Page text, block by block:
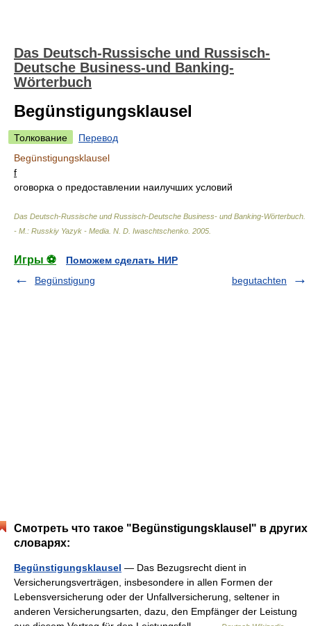
Das Deutsch-Russische und Russisch-
Deutsche Business-und Banking-
Wörterbuch
Begünstigungsklausel
Толкование
Перевод
Begünstigungsklausel
f
оговорка о предоставлении наилучших условий
Das Deutsch-Russische und Russisch-Deutsche Business- und Banking-Wörterbuch.
- М.: Russkiy Yazyk - Media N. D. Iwaschtschenko 2005
Игры ⚽
Поможем сделать НИР
Begünstigung
begutachten
Смотреть что такое "Begünstigungsklausel" в других
словарях:
Begünstigungsklausel — Das Bezugsrecht dient in
Versicherungsverträgen, insbesondere in allen Formen der
Lebensversicherung oder der Unfallversicherung, seltener in
anderen Versicherungsarten, dazu, den Empfänger der Leistung